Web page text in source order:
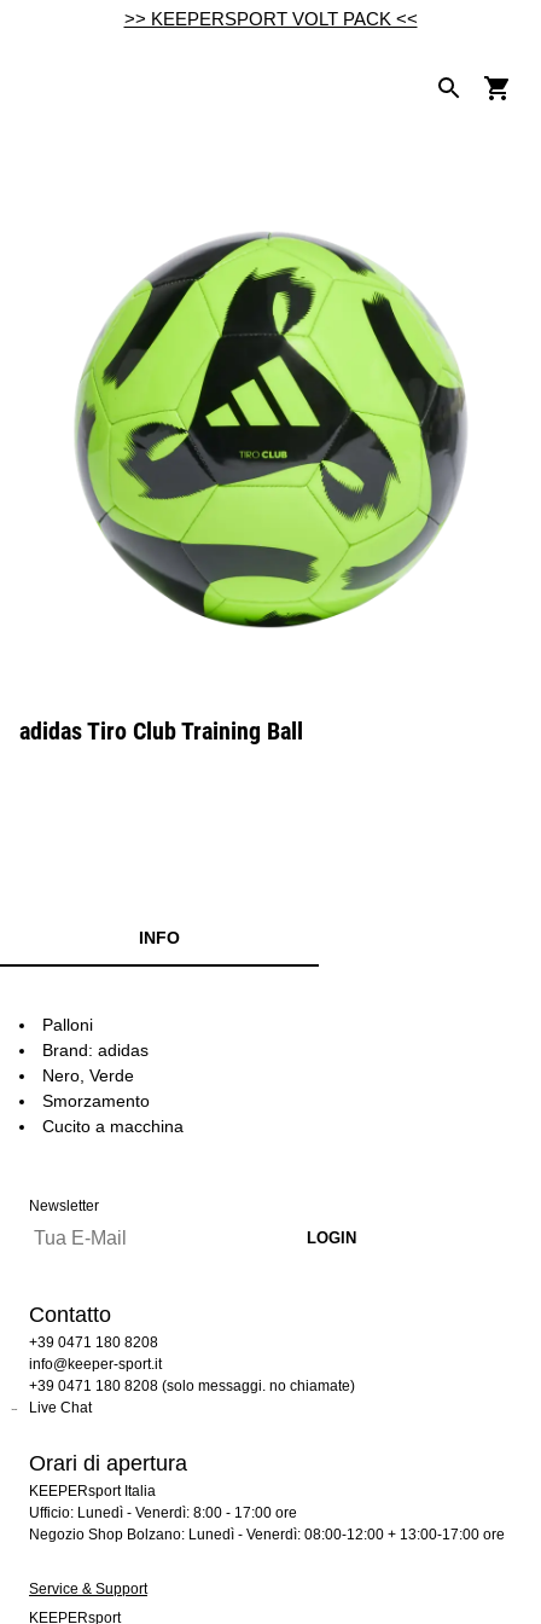
>> KEEPERSPORT VOLT PACK <<
adidas Tiro Club Training Ball
INFO
Palloni
Brand: adidas
Nero, Verde
Smorzamento
Cucito a macchina
Newsletter
Contatto
+39 0471 180 8208
info@keeper-sport.it
+39 0471 180 8208 (solo messaggi. no chiamate)
Live Chat
Orari di apertura
KEEPERsport Italia
Ufficio: Lunedì - Venerdì: 8:00 - 17:00 ore
Negozio Shop Bolzano: Lunedì - Venerdì: 08:00-12:00 + 13:00-17:00 ore
Service & Support
KEEPERsport